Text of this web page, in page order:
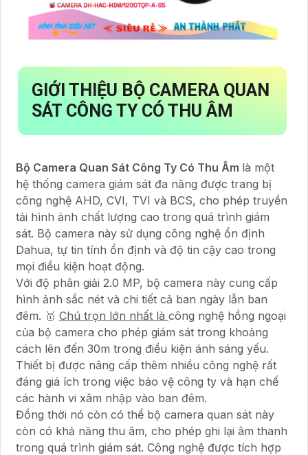
GIỚI THIỆU BỘ CAMERA QUAN
SÁT CÔNG TY CÓ THU ÂM
Bộ Camera Quan Sát Công Ty Có Thu Âm là một
hệ thống camera giám sát đa năng được trang bị
công nghệ AHD, CVI, TVI và BCS, cho phép truyền
tải hình ảnh chất lượng cao trong quá trình giám
sát. Bộ camera này sử dụng công nghệ ổn định
Dahua, tự tin tính ổn định và độ tin cậy cao trong
mọi điều kiện hoạt động.
Với độ phân giải 2.0 MP, bộ camera này cung cấp
hình ảnh sắc nét và chi tiết cả ban ngày lẫn ban
đêm. 🥇️ Chú trọn lớn nhất là công nghệ hồng ngoại
của bộ camera cho phép giám sát trong khoảng
cách lên đến 30m trong điều kiện ánh sáng yếu.
Thiết bị được nâng cấp thêm nhiều công nghệ rất
đáng giá ích trong việc bảo vệ công ty và hạn chế
các hành vi xâm nhập vào ban đêm.
Đồng thời nó còn có thể bộ camera quan sát này
còn có khả năng thu âm, cho phép ghi lại âm thanh
trong quá trình giám sát. Công nghệ được tích hợp